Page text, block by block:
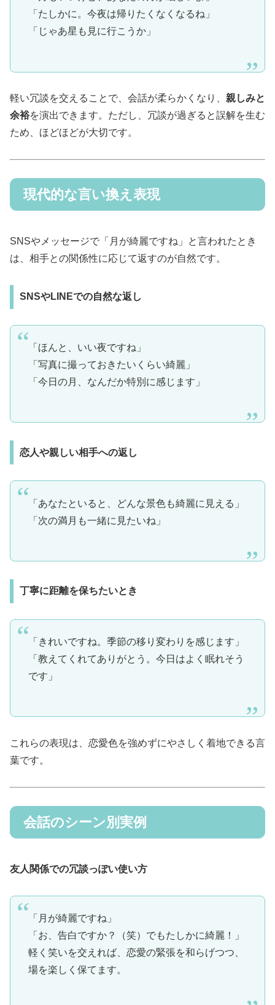
「たしかに。今夜は帰りたくなくなるね」
「じゃあ星も見に行こうか」
軽い冗談を交えることで、会話が柔らかくなり、 親しみと
余裕を演出できます。ただし、冗談が過ぎると誤解を生む
ため、ほどほどが大切です。
現代的な言い換え表現
SNSやメッセージで「月が綺麗ですね」と言われたとき
は、相手との関係性に応じて返すのが自然です。
SNSやLINEでの自然な返し
「ほんと、いい夜ですね」
「写真に撮っておきたいくらい綺麗」
「今日の月、なんだか特別に感じます」
恋人や親しい相手への返し
「あなたといると、どんな景色も綺麗に見える」
「次の満月も一緒に見たいね」
丁寧に距離を保ちたいとき
「きれいですね。季節の移り変わりを感じます」
「教えてくれてありがとう。今日はよく眠れそう
です」
これらの表現は、恋愛色を強めずにやさしく着地できる言
葉です。
会話のシーン別実例
友人関係での冗談っぽい使い方
「月が綺麗ですね」
「お、告白ですか？（笑）でもたしかに綺麗！」
軽く笑いを交えれば、恋愛の緊張を和らげつつ、
場を楽しく保てます。